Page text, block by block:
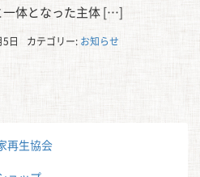
一体となった主体 […]
日 カテゴリー: お知らせ